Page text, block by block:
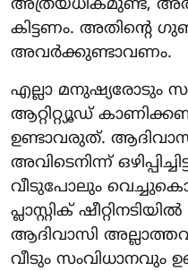
അത്രയധികമുണ്ട്,
കിട്ടണം. അതിന്റെ
അവർക്കുണ്ടാവണം.
എല്ലാ മനുഷ്യരോടും
ആറ്റിറ്റ്യൂഡ്
ഉണ്ടാവരുത്.
അവിടെനിന്ന്
വീടുപോലും
പ്ലാസ്റ്റിക്
ആദിവാസി
വീടും സംവിധാനവും